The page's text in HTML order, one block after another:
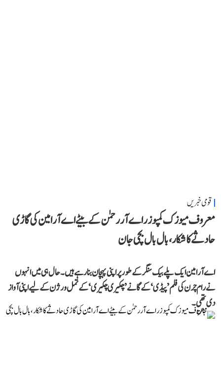
قومی خبریں
معروف میوزک کمپوزر اے آر رحمٰن کے بیٹے اے آر امین کی گاڑی
حادثے کا شکار، بال بال بچی جان
اے آر امین ایک پلے بیک سنگر کے طور پر اپنی پہچان بنا رہے ہیں۔ حال ہی میں انہوں
نے رام چرن کی فلم ’پیڈی‘ کے گانے ’چکیری چکیری‘ کے تمل ورژن کے لیے اپنی آواز
دی تھی۔